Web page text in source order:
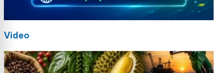
Video